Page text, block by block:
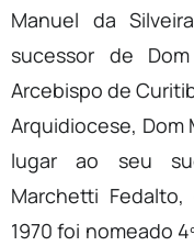
Manuel da
sucessor de
Arcebispo de
Arquidiocese, Dom
lugar ao seu
Marchetti
1970 foi nomeado